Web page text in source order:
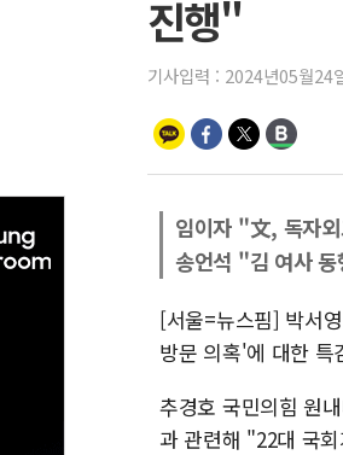
진행"
기사입력 : 2024년05월24
임이자 "文, 독자
송언석 "김 여사
[서울=뉴스핌] 박서
방문 의혹'에 대한 특
추경호 국민의힘 원
과 관련해 "22대 국